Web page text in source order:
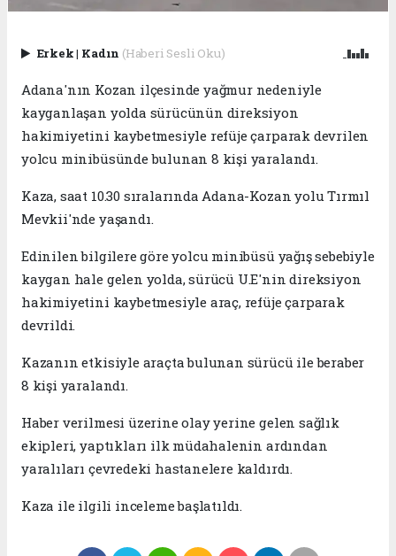
Erkek| Kadın (Haberi Sesli Oku)
Adana'nın Kozan ilçesinde yağmur nedeniyle
kayganlaşan yolda sürücünün direksiyon
hakimiyetini kaybetmesiyle refüje çarparak devrilen
yolcu minibüsünde bulunan 8 kişi yaralandı.
Kaza, saat 10.30 sıralarında Adana-Kozan yolu Tırmıl
Mevkii'nde yaşandı.
Edinilen bilgilere göre yolcu minibüsü yağış sebebiyle
kaygan hale gelen yolda, sürücü U.E'nin direksiyon
hakimiyetini kaybetmesiyle araç, refüje çarparak
devrildi.
Kazanın etkisiyle araçta bulunan sürücü ile beraber
8 kişi yaralandı.
Haber verilmesi üzerine olay yerine gelen sağlık
ekipleri, yaptıkları ilk müdahalenin ardından
yaralıları çevredeki hastanelere kaldırdı.
Kaza ile ilgili inceleme başlatıldı.